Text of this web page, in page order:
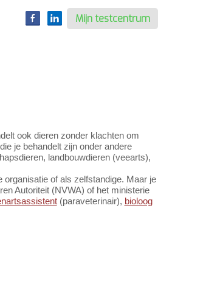
Mijn testcentrum
ook dieren zonder klachten om
je behandelt zijn onder andere
landbouwdieren (veearts),
of als zelfstandige. Maar je
Autoriteit (NVWA) of het ministerie
(paraveterinair), bioloog